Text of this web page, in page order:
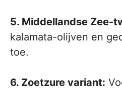
5. Middellandse Zee-
kalamata-olijven en
toe.
6. Zoetzure variant: